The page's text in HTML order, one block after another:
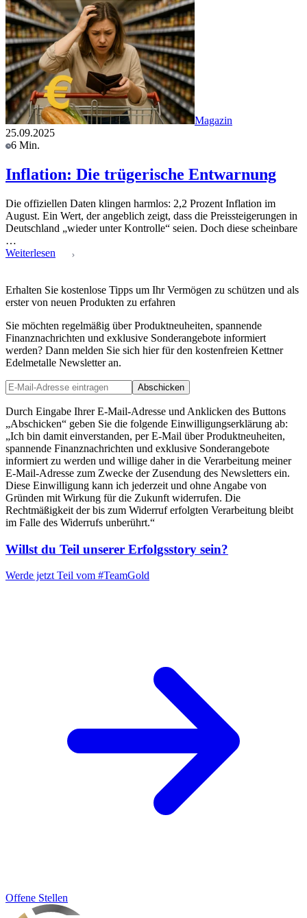
Magazin
25.09.2025
6 Min.
Inflation: Die trügerische Entwarnung
Die offiziellen Daten klingen harmlos: 2,2 Prozent Inflation im
August. Ein Wert, der angeblich zeigt, dass die Preissteigerungen in
Deutschland „wieder unter Kontrolle“ seien. Doch diese scheinbare
…
Weiterlesen
Erhalten Sie kostenlose Tipps um Ihr Vermögen zu schützen und als
erster von neuen Produkten zu erfahren
Sie möchten regelmäßig über Produktneuheiten, spannende
Finanznachrichten und exklusive Sonderangebote informiert
werden? Dann melden Sie sich hier für den kostenfreien Kettner
Edelmetalle Newsletter an.
Abschicken
Durch Eingabe Ihrer E-Mail-Adresse und Anklicken des Buttons
„Abschicken“ geben Sie die folgende Einwilligungserklärung ab:
„Ich bin damit einverstanden, per E-Mail über Produktneuheiten,
spannende Finanznachrichten und exklusive Sonderangebote
informiert zu werden und willige daher in die Verarbeitung meiner
E-Mail-Adresse zum Zwecke der Zusendung des Newsletters ein.
Diese Einwilligung kann ich jederzeit und ohne Angabe von
Gründen mit Wirkung für die Zukunft widerrufen. Die
Rechtmäßigkeit der bis zum Widerruf erfolgten Verarbeitung bleibt
im Falle des Widerrufs unberührt.“
Willst du Teil unserer Erfolgsstory sein?
Werde jetzt Teil vom #TeamGold
Offene Stellen